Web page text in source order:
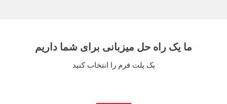
ما یک راه حل میزبانی برای شما داریم
یک پلت فرم را انتخاب کنید